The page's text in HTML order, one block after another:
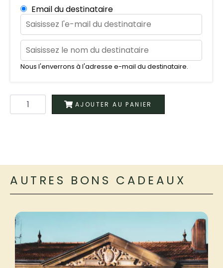
Email du destinataire
Nous l'enverrons à l'adresse e-mail du destinataire.
AJOUTER AU PANIER
AUTRES BONS CADEAUX